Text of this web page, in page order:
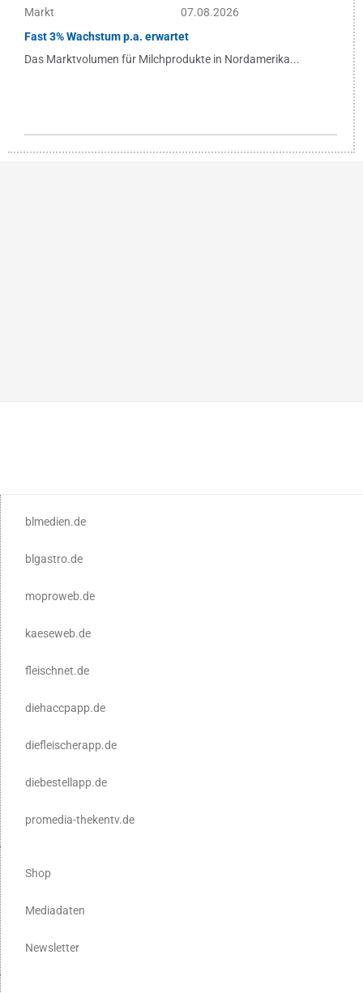
Markt
07.08.2026
Fast 3% Wachstum p.a. erwartet
Das Marktvolumen für Milchprodukte in Nordamerika...
blmedien.de
blgastro.de
moproweb.de
kaeseweb.de
fleischnet.de
diehaccpapp.de
diefleischerapp.de
diebestellapp.de
promedia-thekentv.de
Shop
Mediadaten
Newsletter